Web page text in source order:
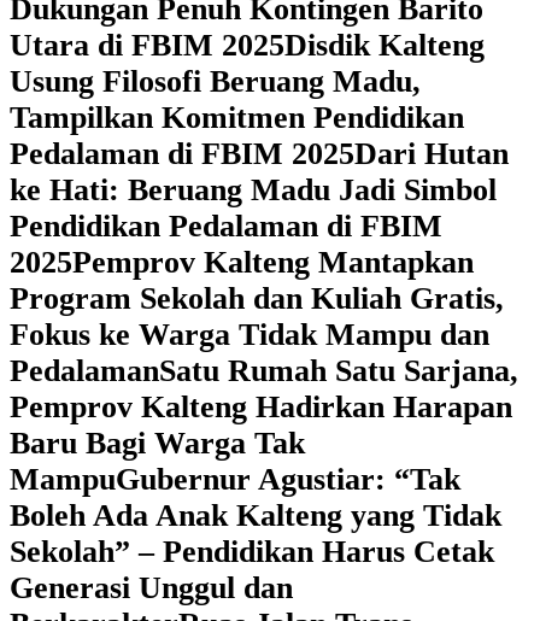
Dukungan Penuh Kontingen Barito
Utara di FBIM 2025Disdik Kalteng
Usung Filosofi Beruang Madu,
Tampilkan Komitmen Pendidikan
Pedalaman di FBIM 2025‎Dari Hutan
ke Hati: Beruang Madu Jadi Simbol
Pendidikan Pedalaman di FBIM
2025‎Pemprov Kalteng Mantapkan
Program Sekolah dan Kuliah Gratis,
Fokus ke Warga Tidak Mampu dan
Pedalaman‎Satu Rumah Satu Sarjana,
Pemprov Kalteng Hadirkan Harapan
Baru Bagi Warga Tak
Mampu‎Gubernur Agustiar: “Tak
Boleh Ada Anak Kalteng yang Tidak
Sekolah” – Pendidikan Harus Cetak
Generasi Unggul dan